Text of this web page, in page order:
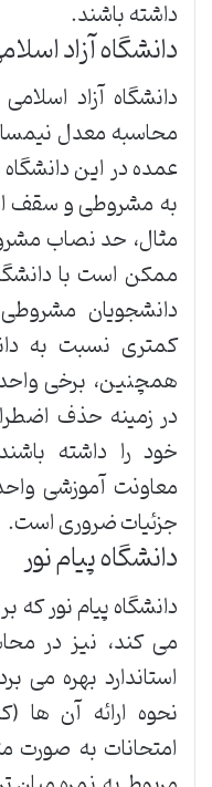
داشته باشند.
دانشگاه آزاد
دانشگاه آزاد
محاسبه معدل
عمده در این
به مشروطی و سقف
مثال، حد نصاب
ممکن است با
دانشجویان
کمتری نسبت به
همچنین، برخی
در زمینه حذف
خود را داشته
معاونت آموزشی
جزئیات ضروری است.
دانشگاه پیام نور
دانشگاه پیام نور که
می کند، نیز در
استاندارد بهره
نحوه ارائه آن ها
امتحانات به صورت